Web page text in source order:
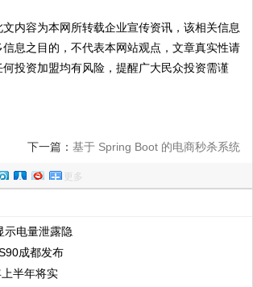
文内容为本网所转载企业宣传资讯，该相关信息
息之目的，不代表本网站观点，文章真实性请
投资加盟均有风险，提醒广大民众投资需谨
下一篇： 基于 Spring Boot 的电商秒杀系统
更多
示电量泄露隐
成都发布
半年将实